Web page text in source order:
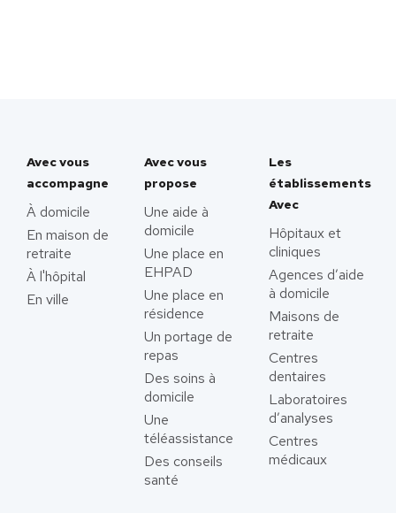
Avec vous
accompagne
À domicile
En maison de
retraite
À l'hôpital
En ville
Avec vous
propose
Une aide à
domicile
Une place en
EHPAD
Une place en
résidence
Un portage de
repas
Des soins à
domicile
Une
téléassistance
Des conseils
santé
Les
établissements
Avec
Hôpitaux et
cliniques
Agences d’aide
à domicile
Maisons de
retraite
Centres
dentaires
Laboratoires
d’analyses
Centres
médicaux